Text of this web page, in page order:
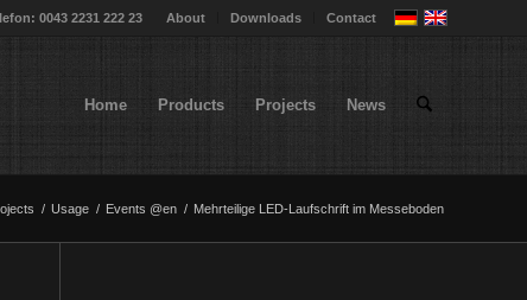
About Downloads Contact
0043 2231 222 23
Home Products Projects News
/ Usage / Events @en / Mehrteilige LED-Laufschrift im Messeboden